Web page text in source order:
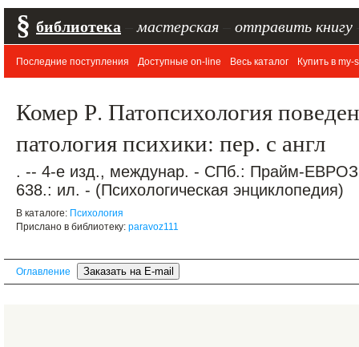
§ библиотека мастерская отправить книгу
Последние поступления Доступные on-line Весь каталог Купить в my-
Комер Р. Патопсихология
патология психики: пер. с англ
. -- 4-е изд., междунар. - СПб.: Прайм-
638.: ил. - (Психологическая энциклопедия)
В каталоге: Психология
Прислано в библиотеку: paravoz111
Оглавление